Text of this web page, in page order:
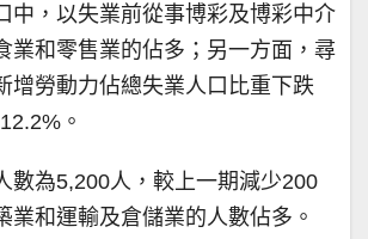
中，以失業前從事博彩及博彩中介
業和零售業的佔多；另一方面，尋
增勞動力佔總失業人口比重下跌
。
數為5,200人，較上一期減少200
業和運輸及倉儲業的人數佔多。